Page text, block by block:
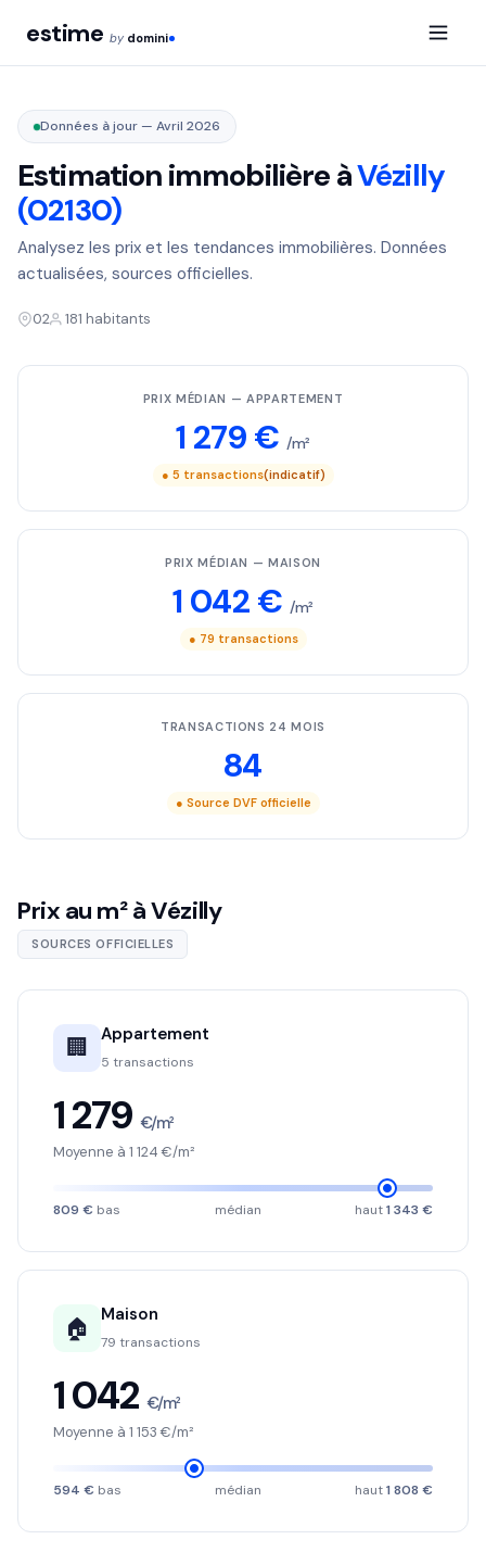
estime by domini
Données à jour — Avril 2026
Estimation immobilière àVézilly
(02130)
Analysez les prix et les tendances immobilières. Données
actualisées, sources officielles.
02 181 habitants
PRIX MÉDIAN — APPARTEMENT
1 279 € /m²
● 5 transactions(indicatif)
PRIX MÉDIAN — MAISON
1 042 € /m²
● 79 transactions
TRANSACTIONS 24 MOIS
84
● Source DVF officielle
Prix au m² à Vézilly
SOURCES OFFICIELLES
🏢 Appartement
5 transactions
1 279 €/m²
Moyenne à 1 124 €/m²
809 € bas médian haut1 343 €
🏠 Maison
79 transactions
1 042 €/m²
Moyenne à 1 153 €/m²
594 € bas médian haut1 808 €